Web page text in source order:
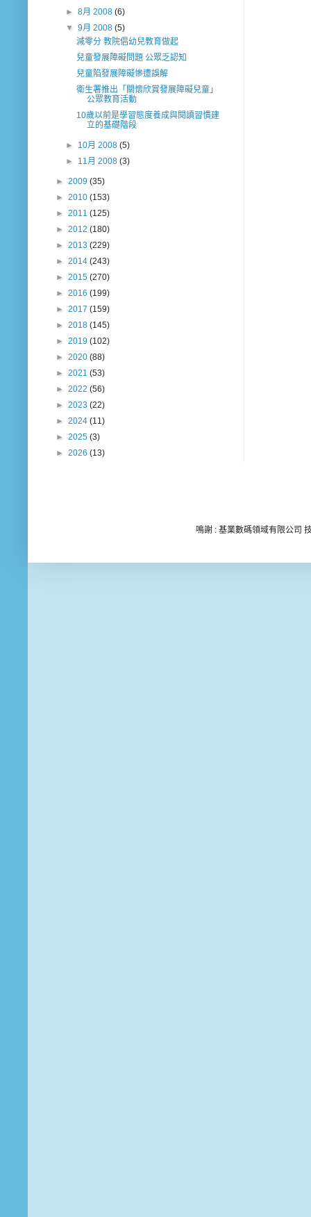
►8月 2008(6)
▼9月 2008(5)
減零分 教院倡幼兒教育做起
兒童發展障礙問題 公眾乏認知
兒童陷發展障礙慘遭誤解
衛生署推出「關懷欣賞發展障礙兒童」
公眾教育活動
10歲以前是學習態度養成與閱讀習慣建
立的基礎階段
► 10月 2008(5)
► 11月 2008(3)
► 2009 (35)
► 2010 (153)
► 2011 (125)
► 2012 (180)
► 2013 (229)
► 2014 (243)
► 2015 (270)
► 2016 (199)
► 2017 (159)
► 2018 (145)
► 2019 (102)
► 2020 (88)
► 2021 (53)
► 2022 (56)
► 2023 (22)
► 2024 (11)
► 2025 (3)
► 2026 (13)
鳴謝 : 基業數碼領域有限公司